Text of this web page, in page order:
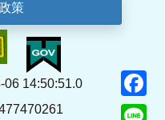
策
06 14:50:51.0